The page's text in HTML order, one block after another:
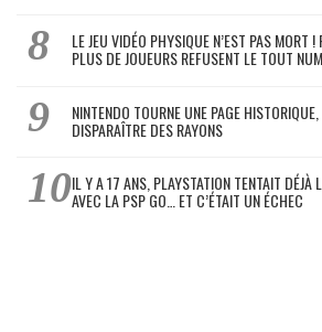
LE JEU VIDÉO PHYSIQUE N’EST PAS MORT
PLUS DE JOUEURS REFUSENT LE TOUT
NINTENDO TOURNE UNE PAGE
DISPARAÎTRE DES RAYONS
IL Y A 17 ANS, PLAYSTATION TENTAIT DÉJÀ
AVEC LA PSP GO… ET C’ÉTAIT UN ÉCHEC